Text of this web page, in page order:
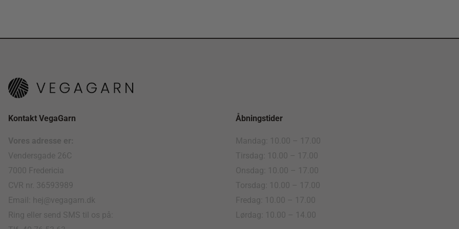
Kontakt VegaGarn
Vores adresse er:
Vendersgade 26C
7000 Fredericia
CVR nr. 36593989
Email: hej@vegagarn.dk
Ring eller send SMS til os på:
Åbningstider
Mandag: 10.00 – 17.00
Tirsdag: 10.00 – 17.00
Onsdag: 10.00 – 17.00
Torsdag: 10.00 – 17.00
Fredag: 10.00 – 17.00
Lørdag: 10.00 – 14.00